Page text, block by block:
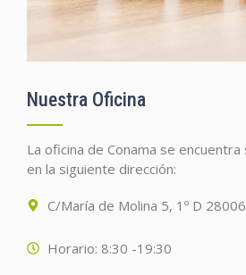
Nuestra Oficina
La oficina de Conama se
en la siguiente dirección:
C/María de Molina 5, 1º D
Horario: 8:30 -19:30